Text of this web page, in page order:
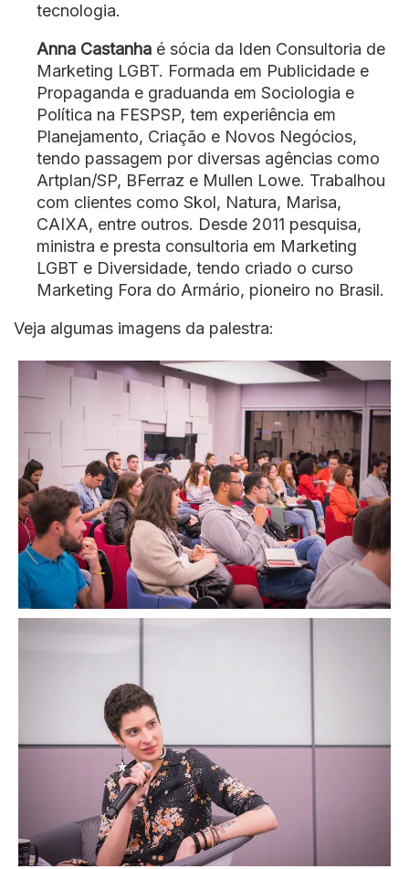
tecnologia.
Anna Castanha é sócia da Iden Consultoria de
Marketing LGBT. Formada em Publicidade e
Propaganda e graduanda em Sociologia e
Política na FESPSP, tem experiência em
Planejamento, Criação e Novos Negócios,
tendo passagem por diversas agências como
Artplan/SP, BFerraz e Mullen Lowe. Trabalhou
com clientes como Skol, Natura, Marisa,
CAIXA, entre outros. Desde 2011 pesquisa,
ministra e presta consultoria em Marketing
LGBT e Diversidade, tendo criado o curso
Marketing Fora do Armário, pioneiro no Brasil.
Veja algumas imagens da palestra: